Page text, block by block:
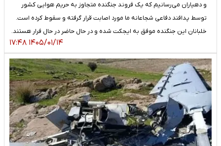
و دهیاران می‌رسانیم که یک فروند جنگنده متجاوز به حریم هوایی کشور
توسط پدافند دفاعی شجاعانه ما مورد اصابت قرار گرفته و سقوط کرده است.
خلبانان این جنگنده موفق به ایجکت شده و در حال حاضر در حال فرار هستند.
۱۴۰۵/۰۱/۱۴ ۱۷:۴۸